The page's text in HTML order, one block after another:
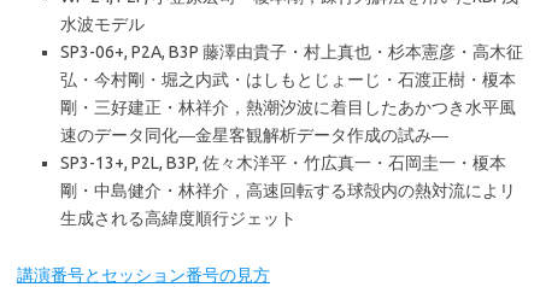
水波モデル
SP3-06+, P2A, B3P 藤澤由貴子・村上真也・杉本憲彦・高木征
弘・今村剛・堀之内武・はしもとじょーじ・石渡正樹・榎本
剛・三好建正・林祥介，熱潮汐波に着目したあかつき水平風
速のデータ同化―金星客観解析データ作成の試み―
SP3-13+, P2L, B3P, 佐々木洋平・竹広真一・石岡圭一・榎本
剛・中島健介・林祥介，高速回転する球殻内の熱対流によリ
生成される高緯度順行ジェット
講演番号とセッション番号の見方